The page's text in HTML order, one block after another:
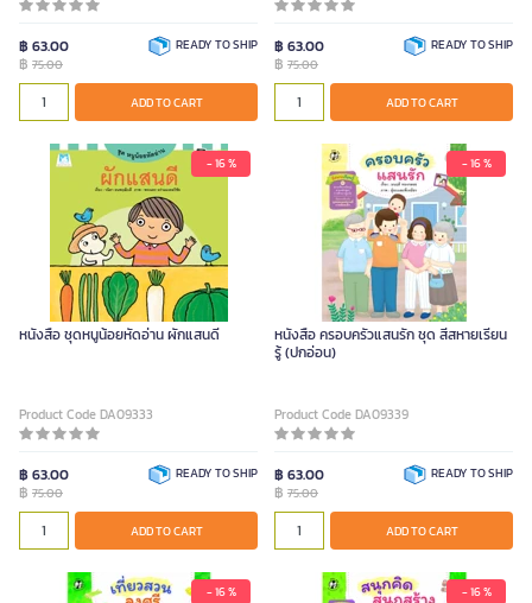
฿ 63.00
฿ 75.00
READY TO SHIP
ADD TO CART
฿ 63.00
฿ 75.00
READY TO SHIP
ADD TO CART
- 16 %
หนังสือ ชุดหนูน้อยหัดอ่าน ผักแสนดี
Product Code DA09333
฿ 63.00
฿ 75.00
READY TO SHIP
ADD TO CART
- 16 %
หนังสือ ครอบครัวแสนรัก ชุด สี่สหายเรียน
รู้ (ปกอ่อน)
Product Code DA09339
฿ 63.00
฿ 75.00
READY TO SHIP
ADD TO CART
- 16 % - 16 %